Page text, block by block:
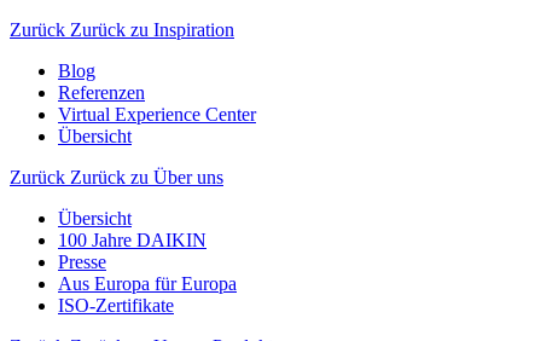
Zurück Zurück zu Inspiration
Blog
Referenzen
Virtual Experience Center
Übersicht
Zurück Zurück zu Über uns
Übersicht
100 Jahre DAIKIN
Presse
Aus Europa für Europa
ISO-Zertifikate